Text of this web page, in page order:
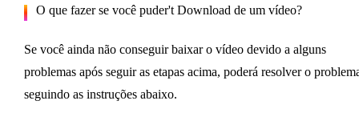
O que fazer se você puder't Download de um vídeo?
Se você ainda não conseguir baixar o vídeo devido a alguns
problemas após seguir as etapas acima, poderá resolver o
seguindo as instruções abaixo.